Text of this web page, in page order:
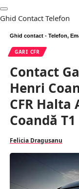
Ghid Contact Telefon
Ghid contact - Telefon,
GARI CFR
Contact
Henri
CFR
Coandă T1
Felicia Dragusanu